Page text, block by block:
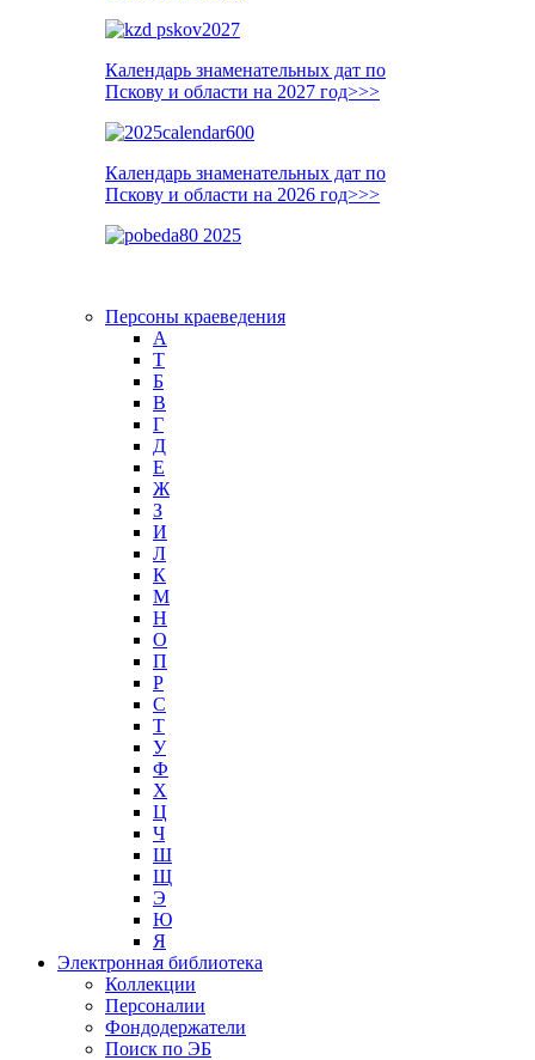
Календарь знаменательных дат по
Пскову и области на 2027 год>>>
Календарь знаменательных дат по
Пскову и области на 2026 год>>>
Персоны краеведения
А
T
Б
В
Г
Д
Е
Ж
З
И
Л
К
М
Н
О
П
Р
С
Т
У
Ф
Х
Ц
Ч
Ш
Щ
Э
Ю
Я
Электронная библиотека
Коллекции
Персоналии
Фондодержатели
Поиск по ЭБ